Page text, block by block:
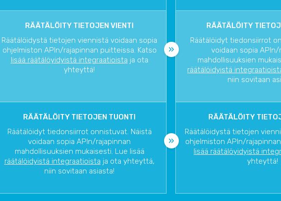
RÄÄTÄLÖITY TIETOJEN VIENTI
Räätälöidystä tietojen viennistä voidaan sopia
ohjelmiston APIn/rajapinnan puitteissa. Katso
lisää räätälöyidyistä integraatioista ja ota
yhteyttä!
RÄÄTÄLÖITY
Räätälöidyt tiedonsiirrot
voidaan sopia APIn/
mahdollisuuksien
räätälöidyistä
niin sovitaan
RÄÄTÄLÖITY TIETOJEN TUONTI
Räätälöidyt tiedonsiirrot onnistuvat. Näistä
voidaan sopia APIn/rajapinnan
mahdollisuuksien mukaisesti. Lue lisää
räätälöidyistä integraatioista ja ota yhteyttä,
niin sovitaan asiasta!
RÄÄTÄLÖITY
Räätälöidystä tietojen
ohjelmiston APIn/
lisää räätälöyidyistä
yhteyttä!